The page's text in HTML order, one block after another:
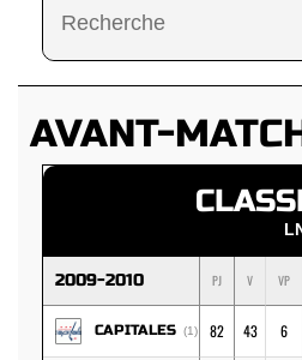
AVANT-
2009-2010 PJ V VP
CAPITALES (1) 82 43 6